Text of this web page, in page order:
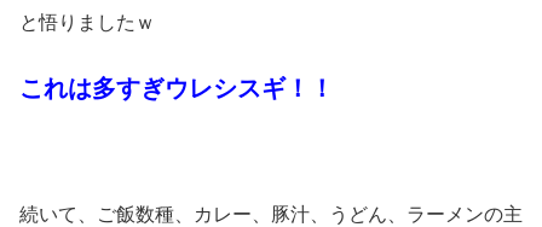
と悟りましたｗ
これは多すぎウレシスギ！！
続いて、ご飯数種、カレー、豚汁、うどん、ラーメンの主